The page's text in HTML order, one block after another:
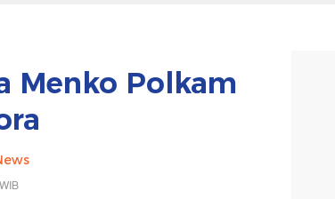
Menko Polkam